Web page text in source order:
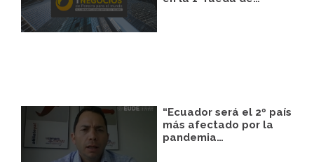
“Ecuador será el 2º país
más afectado por la
pandemia…